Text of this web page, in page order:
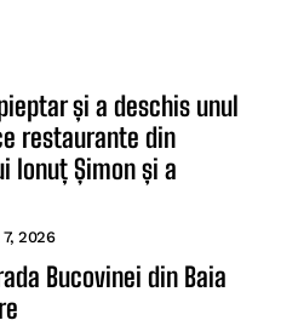
și a deschis unul
restaurante din
Ionuț Șimon și a
2026
Bucovinei din Baia